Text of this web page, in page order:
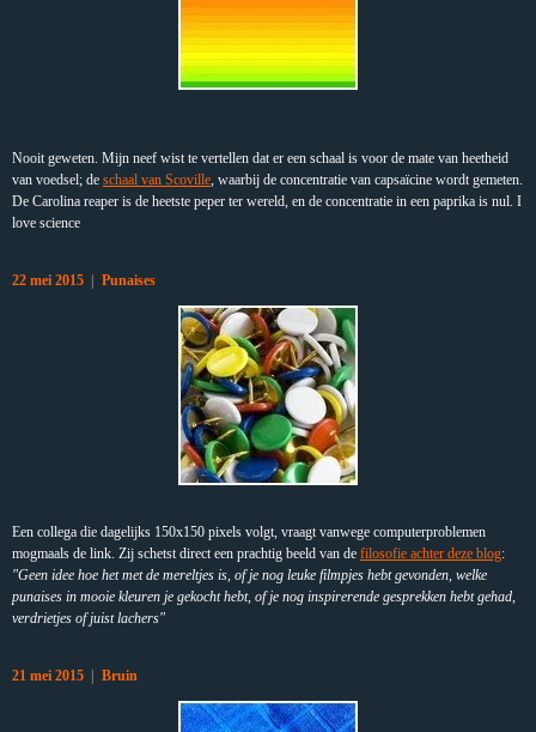
Nooit geweten. Mijn neef wist te vertellen dat er een schaal is voor de mate van heetheid
van voedsel; de schaal van Scoville, waarbij de concentratie van capsaïcine wordt gemeten.
De Carolina reaper is de heetste peper ter wereld, en de concentratie in een paprika is nul. I
love science
22 mei 2015 | Punaises
Een collega die dagelijks 150x150 pixels volgt, vraagt vanwege computerproblemen
mogmaals de link. Zij schetst direct een prachtig beeld van de filosofie achter deze blog:
"Geen idee hoe het met de mereltjes is, of je nog leuke filmpjes hebt gevonden, welke
punaises in mooie kleuren je gekocht hebt, of je nog inspirerende gesprekken hebt gehad,
verdrietjes of juist lachers"
21 mei 2015 | Bruin